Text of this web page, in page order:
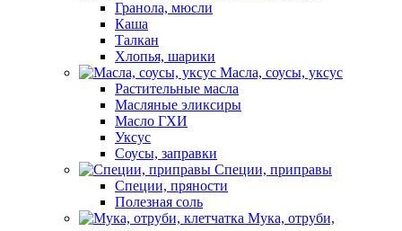
Гранола, мюсли
Каша
Талкан
Хлопья, шарики
Масла, соусы, уксус
Растительные масла
Масляные эликсиры
Масло ГХИ
Уксус
Соусы, заправки
Специи, приправы
Специи, пряности
Полезная соль
Мука, отруби,